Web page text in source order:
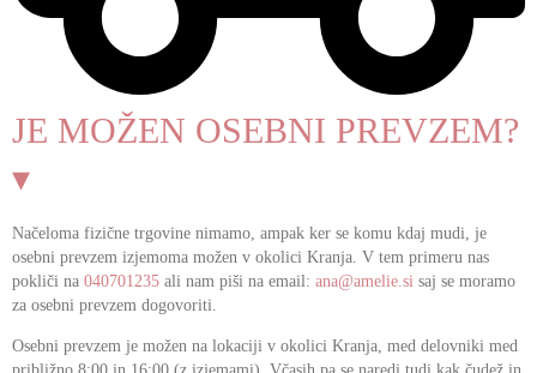
JE MOŽEN OSEBNI PREVZEM?
▾
Načeloma fizične trgovine nimamo, ampak ker se komu kdaj mudi, je
osebni prevzem izjemoma možen v okolici Kranja. V tem primeru nas
pokliči na 040701235 ali nam piši na email: ana@amelie.si saj se moramo
za osebni prevzem dogovoriti.
Osebni prevzem je možen na lokaciji v okolici Kranja, med delovniki med